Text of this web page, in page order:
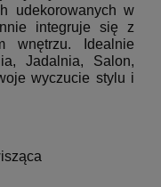
udekorowanych w
integruje się z
wnętrzu. Idealnie
Jadalnia, Salon,
wyczucie stylu i